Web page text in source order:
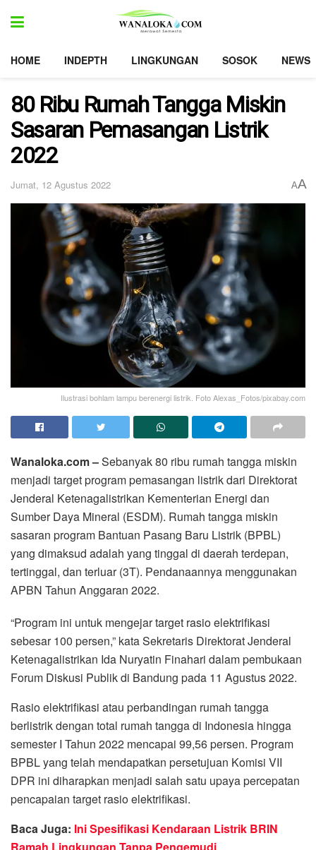
HOME INDEPTH LINGKUNGAN SOSOK NEWS
80 Ribu Rumah Tangga Miskin
Sasaran Pemasangan Listrik
2022
Jumat, 12 Agustus 2022 AA
Ilustrasi bohlam lampu berenergi listrik. Foto Alexas_Fotos/pixabay.com
Wanaloka.com –Sebanyak 80 ribu rumah tangga miskin
menjadi target program pemasangan listrik dari Direktorat
Jenderal Ketenagalistrikan Kementerian Energi dan
Sumber Daya Mineral (ESDM). Rumah tangga miskin
sasaran program Bantuan Pasang Baru Listrik (BPBL)
yang dimaksud adalah yang tinggal di daerah terdepan,
tertinggal, dan terluar (3T). Pendanaannya menggunakan
APBN Tahun Anggaran 2022.
“Program ini untuk mengejar target rasio elektrifikasi
sebesar 100 persen,” kata Sekretaris Direktorat Jenderal
Ketenagalistrikan Ida Nuryatin Finahari dalam pembukaan
Forum Diskusi Publik di Bandung pada 11 Agustus 2022.
Rasio elektrifikasi atau perbandingan rumah tangga
berlistrik dengan total rumah tangga di Indonesia hingga
semester I Tahun 2022 mencapai 99,56 persen. Program
BPBL yang telah mendapatkan persetujuan Komisi VII
DPR ini diharapkan menjadi salah satu upaya percepatan
pencapaian target rasio elektrifikasi.
Baca Juga: Ini Spesifikasi Kendaraan Listrik BRIN